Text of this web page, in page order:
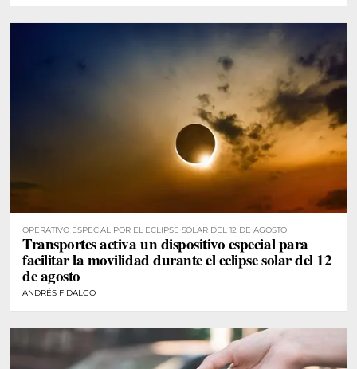
OPERATIVO ESPECIAL POR EL ECLIPSE SOLAR DEL 12 DE AGOSTO
Transportes activa un dispositivo especial para
facilitar la movilidad durante el eclipse solar del 12
de agosto
ANDRÉS FIDALGO